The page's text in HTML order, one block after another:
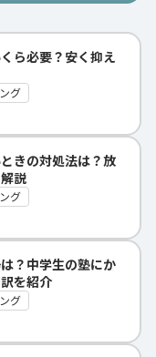
ら必要？安く抑え
グ
きの対処法は？放
説
グ
？中学生の塾にか
を紹介
グ